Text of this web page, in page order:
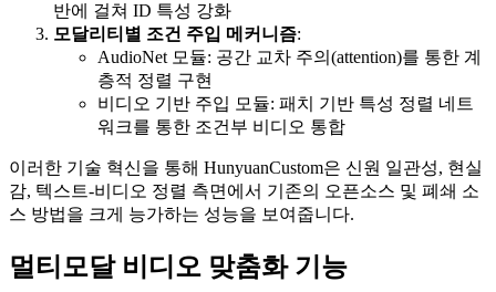
반에 걸쳐 ID 특성 강화
모달리티별 조건 주입 메커니즘:
AudioNet 모듈: 공간 교차 주의(attention)를 통한 계
층적 정렬 구현
비디오 기반 주입 모듈: 패치 기반 특성 정렬 네트
워크를 통한 조건부 비디오 통합
이러한 기술 혁신을 통해 HunyuanCustom은 신원 일관성, 현실
감, 텍스트-비디오 정렬 측면에서 기존의 오픈소스 및 폐쇄 소
스 방법을 크게 능가하는 성능을 보여줍니다.
멀티모달 비디오 맞춤화 기능